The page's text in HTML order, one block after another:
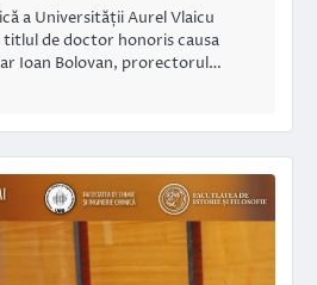
a Universității Aurel Vlaicu
de doctor honoris causa
Ioan Bolovan, prorectorul…